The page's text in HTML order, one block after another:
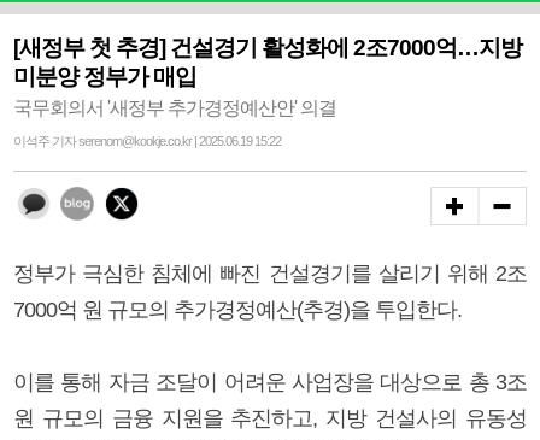
[새정부 첫 추경] 건설경기 활성화에 2조7000억…지방
미분양 정부가 매입
국무회의서 '새정부 추가경정예산안' 의결
이석주 기자 serenom@kookje.co.kr | 2025.06.19 15:22
정부가 극심한 침체에 빠진 건설경기를 살리기 위해 2조
7000억 원 규모의 추가경정예산(추경)을 투입한다.
이를 통해 자금 조달이 어려운 사업장을 대상으로 총 3조
원 규모의 금융 지원을 추진하고, 지방 건설사의 유동성